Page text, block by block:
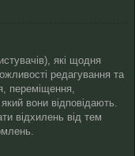
які щодня
редагування та
переміщення,
вони відповідають.
відхилень від тем